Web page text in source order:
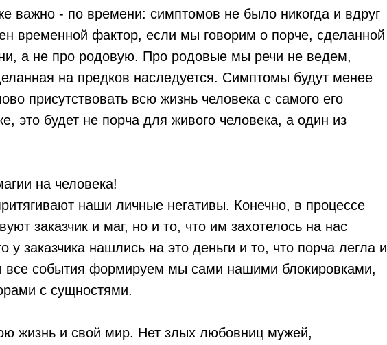
важно - по времени: симптомов не было никогда и вдруг
временной фактор, если мы говорим о порче, сделанной
а не про родовую. Про родовые мы речи не ведем,
на предков наследуется. Симптомы будут менее
присутствовать всю жизнь человека с самого его
это будет не порча для живого человека, а один из
на человека!
наши личные негативы. Конечно, в процессе
заказчик и маг, но и то, что им захотелось на нас
у заказчика нашлись на это деньги и то, что порча легла и
все события формируем мы сами нашими блокировками,
с сущностями.
жизнь и свой мир. Нет злых любовниц мужей,